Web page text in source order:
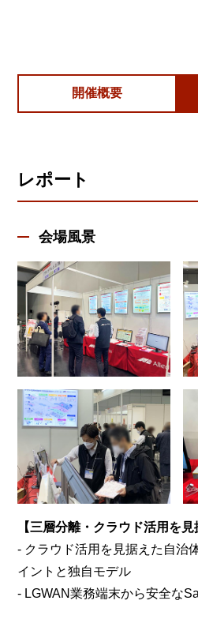
開催概要
レポート
会場風景
【三層分離・クラウド活用を
- クラウド活用を見据えた自治
イントと独自モデル
- LGWAN業務端末から安全な